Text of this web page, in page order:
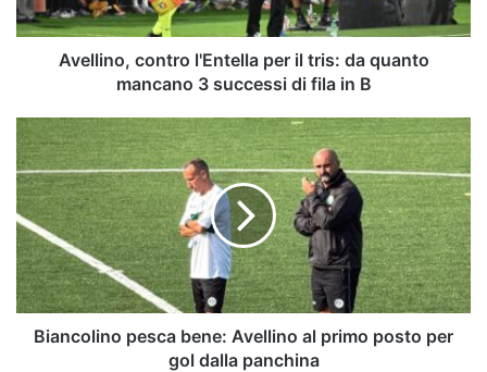
quanto
mancano
fila
in
B
Avellino, contro l'Entella per il tris: da quanto
mancano 3 successi di fila in B
Biancolino
pesca
bene:
Avellino
al
primo
posto
per
gol
dallaBiancolino pesca bene: Avellino al primo posto per
gol dalla panchina